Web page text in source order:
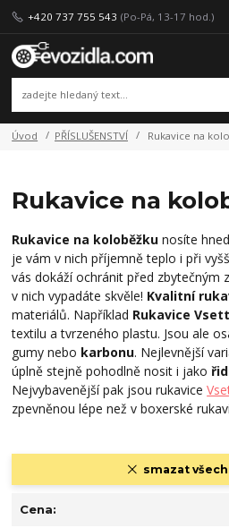
+420 737 755 543 (Po-Pá, 13-17 hod.)
Úvod PŘÍSLUŠENSTVÍ Rukavice na
Rukavice na
Rukavice na koloběžku nosíte
je vám v nich příjemně teplo i při
vás dokáží ochránit před zbytečným
v nich vypadáte skvěle! Kvalitní
materiálů. Například Rukavice Vsett
textilu a tvrzeného plastu. Jsou ale
gumy nebo karbonu. Nejlevnější
úplně stejně pohodlně nosit i jako
Nejvybavenější pak jsou rukavice
zpevněnou lépe než v boxerské
Cena:
smazat